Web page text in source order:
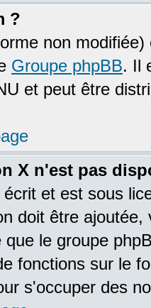
?
non
Groupe phpBB. Il
et peut être
X n'est pas
et est sous
doit être
le groupe
fonctions sur le
s'occuper des